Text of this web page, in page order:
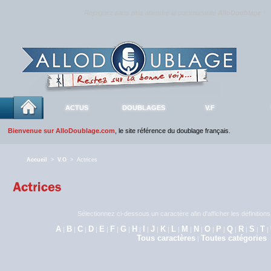
ACTUS DOUBLAGES V.F
Bienvenue sur AlloDoublage.com , le site référence du doublage français.
Accueil > V.O > Actrices
Sélectionnez ci-dessous un caractère afin d'afficher les
A | B | C | D | E | F | G | H | I |J | K | L | M | N | O | P | Q | R | S | T |
Tous caractères | Toutes catégories